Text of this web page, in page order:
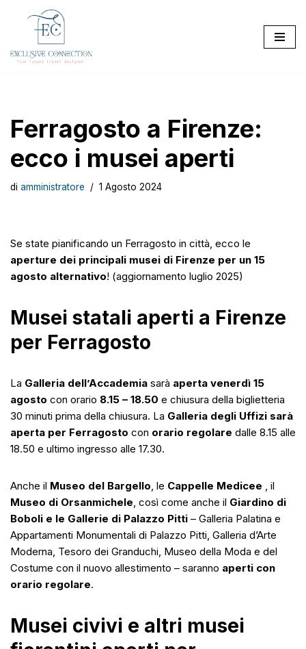
al
Ferragosto a Firenze:
ecco i musei aperti
di amministratore 1 Agosto 2024
Se state pianificando un Ferragosto in città, ecco le
aperture dei principali musei di Firenze per un 15
agosto alternativo! (aggiornamento luglio 2025)
Musei statali aperti a Firenze
per Ferragosto
La Galleria dell’Accademia sarà aperta venerdì 15
agosto con orario 8.15 – 18.50 e chiusura della biglietteria
30 minuti prima della chiusura. La Galleria degli Uffizi sarà
aperta per Ferragosto con orario regolare dalle 8.15 alle
18.50 e ultimo ingresso alle 17.30.
Anche il Museo del Bargello, le Cappelle Medicee , il
Museo di Orsanmichele, così come anche il Giardino di
Boboli e le Gallerie di Palazzo Pitti – Galleria Palatina e
Appartamenti Monumentali di Palazzo Pitti, Galleria d’Arte
Moderna, Tesoro dei Granduchi, Museo della Moda e del
Costume con il nuovo allestimento – saranno aperti con
orario regolare.
Musei civivi e altri musei